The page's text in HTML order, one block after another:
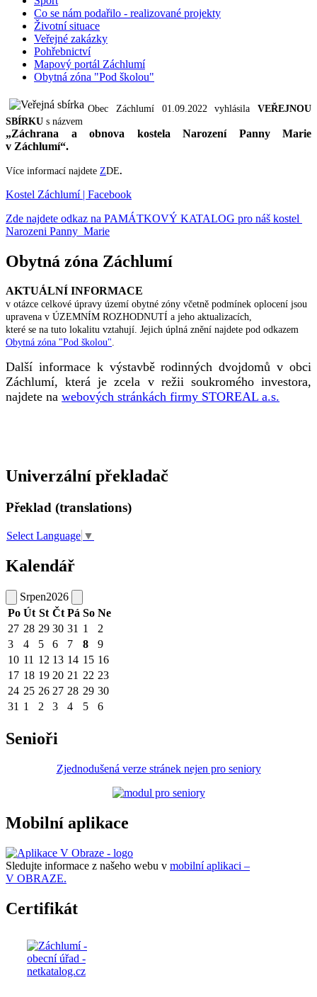
Co se nám podařilo - realizované projekty
Životní situace
Veřejné zakázky
Pohřebnictví
Mapový portál Záchlumí
Obytná zóna "Pod školou"
Obec Záchlumí 01.09.2022 vyhlásila VEŘEJNOU
SBÍRKU s názvem
„Záchrana a obnova kostela Narození Panny Marie
v Záchlumí“.
Více informací najdete ZDE.
Kostel Záchlumí | Facebook
Zde najdete odkaz na PAMÁTKOVÝ KATALOG pro náš kostel
Narozeni Panny Marie
Obytná zóna Záchlumí
AKTUÁLNÍ INFORMACE
v otázce celkové úpravy území obytné zóny včetně podmínek oplocení jsou
upravena v ÚZEMNÍM ROZHODNUTÍ a jeho aktualizacích,
které se na tuto lokalitu vztahují. Jejich úplná znění najdete pod odkazem
Obytná zóna "Pod školou".
Další informace k výstavbě rodinných dvojdomů v obci
Záchlumí, která je zcela v režii soukromého investora,
najdete na webových stránkách firmy STOREAL a.s.
Univerzální překladač
Překlad (translations)
Select Language ▼
Kalendář
Srpen2026
Po Út St Čt Pá So Ne
27 28 29 30 31 1
2
3
4 5 6 7 8
9
10 11 12 13 14 15 16
17 18 19 20 21 22 23
24 25 26 27 28 29 30
31 1 2 3 4 5 6
Senioři
Zjednodušená verze stránek nejen pro seniory
Mobilní aplikace
Sledujte informace z našeho webu v mobilní aplikaci –
V OBRAZE.
Certifikát